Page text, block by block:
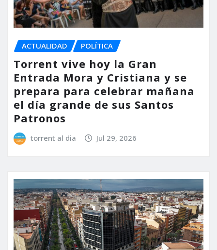
ACTUALIDAD POLÍTICA
Torrent vive hoy la Gran
Entrada Mora y Cristiana y se
prepara para celebrar mañana
el día grande de sus Santos
Patronos
torrent al dia Jul 29, 2026